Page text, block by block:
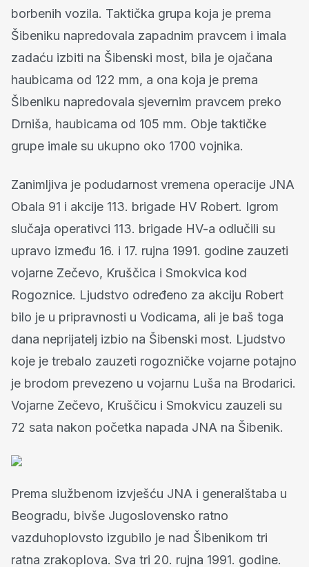
borbenih vozila. Taktička grupa koja je prema
Šibeniku napredovala zapadnim pravcem i imala
zadaću izbiti na Šibenski most, bila je ojačana
haubicama od 122 mm, a ona koja je prema
Šibeniku napredovala sjevernim pravcem preko
Drniša, haubicama od 105 mm. Obje taktičke
grupe imale su ukupno oko 1700 vojnika.
Zanimljiva je podudarnost vremena operacije JNA
Obala 91 i akcije 113. brigade HV Robert. Igrom
slučaja operativci 113. brigade HV-a odlučili su
upravo između 16. i 17. rujna 1991. godine zauzeti
vojarne Zečevo, Kruščica i Smokvica kod
Rogoznice. Ljudstvo određeno za akciju Robert
bilo je u pripravnosti u Vodicama, ali je baš toga
dana neprijatelj izbio na Šibenski most. Ljudstvo
koje je trebalo zauzeti rogozničke vojarne potajno
je brodom prevezeno u vojarnu Luša na Brodarici.
Vojarne Zečevo, Kruščicu i Smokvicu zauzeli su
72 sata nakon početka napada JNA na Šibenik.
Prema službenom izvješću JNA i generalštaba u
Beogradu, bivše Jugoslovensko ratno
vazduhoplovsto izgubilo je nad Šibenikom tri
ratna zrakoplova. Sva tri 20. rujna 1991. godine.